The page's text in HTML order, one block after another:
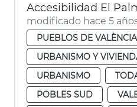
Accesibilidad El
modificado hace 5
PUEBLOS DE VALÈNCIA
URBANISMO Y
URBANISMO
POBLES SUD